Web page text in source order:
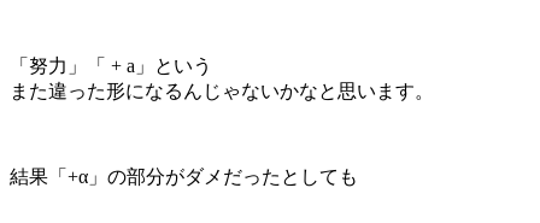
「努力」「 + a」という
また違った形になるんじゃないかなと思います。
結果「+α」の部分がダメだったとしても